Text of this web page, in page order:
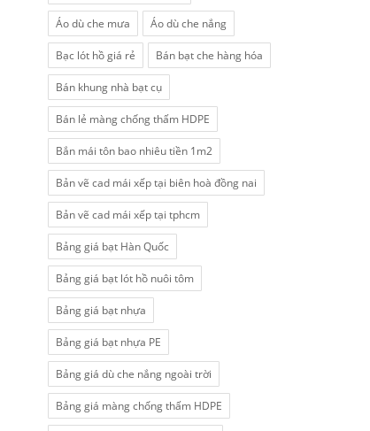
Áo dù che mưa Áo dù che nắng
Bạc lót hồ giá rẻ Bán bạt che hàng hóa
Bán khung nhà bạt cụ
Bán lẻ màng chống thấm HDPE
Bắn mái tôn bao nhiêu tiền 1m2
Bản vẽ cad mái xếp tại biên hoà đồng nai
Bản vẽ cad mái xếp tại tphcm
Bảng giá bạt Hàn Quốc
Bảng giá bạt lót hồ nuôi tôm
Bảng giá bạt nhựa
Bảng giá bạt nhựa PE
Bảng giá dù che nắng ngoài trời
Bảng giá màng chống thấm HDPE